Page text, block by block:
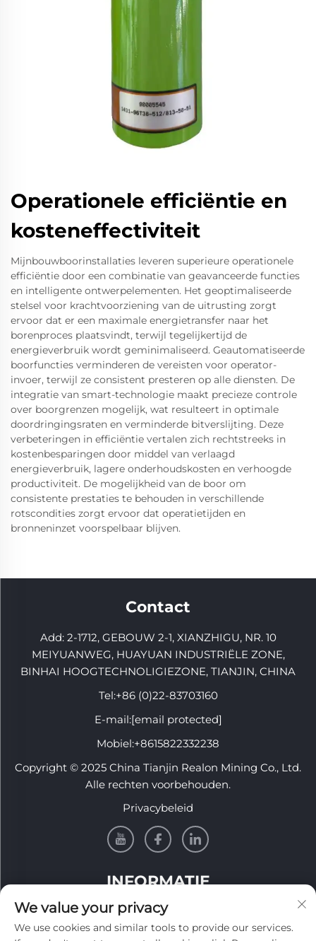
Operationele efficiëntie en
kosteneffectiviteit
Mijnbouwboorinstallaties leveren superieure operationele
efficiëntie door een combinatie van geavanceerde functies
en intelligente ontwerpelementen. Het geoptimaliseerde
stelsel voor krachtvoorziening van de uitrusting zorgt
ervoor dat er een maximale energietransfer naar het
borenproces plaatsvindt, terwijl tegelijkertijd de
energieverbruik wordt geminimaliseerd. Geautomatiseerde
boorfuncties verminderen de vereisten voor operator-
invoer, terwijl ze consistent presteren op alle diensten. De
integratie van smart-technologie maakt precieze controle
over boorgrenzen mogelijk, wat resulteert in optimale
doordringingsraten en verminderde bitverslijting. Deze
verbeteringen in efficiëntie vertalen zich rechtstreeks in
kostenbesparingen door middel van verlaagd
energieverbruik, lagere onderhoudskosten en verhoogde
productiviteit. De mogelijkheid van de boor om
consistente prestaties te behouden in verschillende
rotscondities zorgt ervoor dat operatietijden en
bronneninzet voorspelbaar blijven.
Contact
Add: 2-1712, GEBOUW 2-1, XIANZHIGU, NR. 10
MEIYUANWEG, HUAYUAN INDUSTRIËLE ZONE,
BINHAI HOOGTECHNOLIGIEZONE, TIANJIN, CHINA
Tel:+86 (0)22-83703160
E-mail:[email protected]
Mobiel:+8615822332238
Copyright © 2025 China Tianjin Realon Mining Co., Ltd.
Alle rechten voorbehouden.
Privacybeleid
INFORMATIE
Meld je aan om onze wekelijkse nieuwsbrief te
ontvangen
We value your privacy
We use cookies and similar tools to provide our services.